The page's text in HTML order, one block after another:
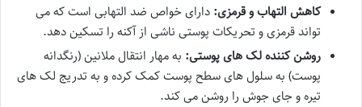
کاهش التهاب و قرمزی: دارای خواص ضد التهابی است که می
تواند قرمزی و تحریکات پوستی ناشی از آکنه را تسکین دهد.
روشن کننده لک های پوستی: به مهار انتقال ملانین (رنگدانه
پوست) به سلول های سطح پوست کمک کرده و به تدریج لک های
تیره و جای جوش را روشن می کند.